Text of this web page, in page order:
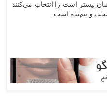
بیشتر است را انتخاب می‌کنند
و پیچیده‌ است.